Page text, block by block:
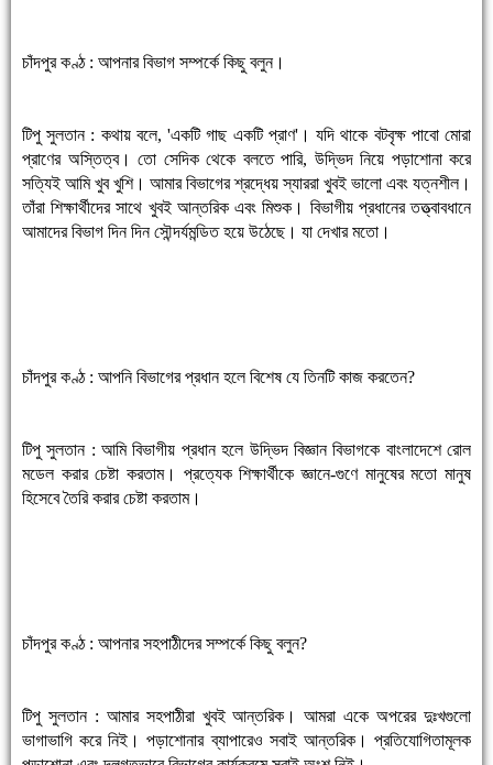
চাঁদপুর কণ্ঠ : আপনার বিভাগ সম্পর্কে কিছু বলুন।
টিপু সুলতান : কথায় বলে, 'একটি গাছ একটি প্রাণ'। যদি থাকে বটবৃক্ষ পাবো মোরা
প্রাণের অস্তিত্ব। তো সেদিক থেকে বলতে পারি, উদ্ভিদ নিয়ে পড়াশোনা করে
সত্যিই আমি খুব খুশি। আমার বিভাগের শ্রদ্ধেয় স্যাররা খুবই ভালো এবং যত্নশীল।
তাঁরা শিক্ষার্থীদের সাথে খুবই আন্তরিক এবং মিশুক। বিভাগীয় প্রধানের তত্ত্বাবধানে
আমাদের বিভাগ দিন দিন সৌন্দর্যমন্ডিত হয়ে উঠেছে। যা দেখার মতো।
চাঁদপুর কণ্ঠ : আপনি বিভাগের প্রধান হলে বিশেষ যে তিনটি কাজ করতেন?
টিপু সুলতান : আমি বিভাগীয় প্রধান হলে উদ্ভিদ বিজ্ঞান বিভাগকে বাংলাদেশে রোল
মডেল করার চেষ্টা করতাম। প্রত্যেক শিক্ষার্থীকে জ্ঞানে-গুণে মানুষের মতো মানুষ
হিসেবে তৈরি করার চেষ্টা করতাম।
চাঁদপুর কণ্ঠ : আপনার সহপাঠীদের সম্পর্কে কিছু বলুন?
টিপু সুলতান : আমার সহপাঠীরা খুবই আন্তরিক। আমরা একে অপরের দুঃখগুলো
ভাগাভাগি করে নিই। পড়াশোনার ব্যাপারেও সবাই আন্তরিক। প্রতিযোগিতামূলক